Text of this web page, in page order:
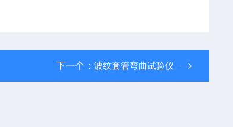
下一个： 波纹套管弯曲试验仪